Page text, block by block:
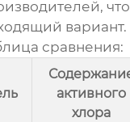
сравнения:
активного
хлора